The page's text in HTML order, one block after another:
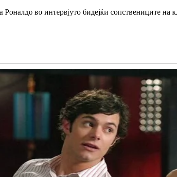
во интервјуто бидејќи сопствениците на